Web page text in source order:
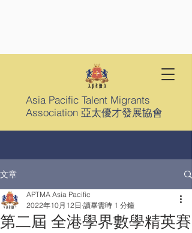
Asia Pacific Talent Migrants
Association 亞太優才發展協會
文章
第二屆 全港學界數學精英賽
APTMA Asia Pacific
2022年10月12日 讀畢需時 1 分鐘